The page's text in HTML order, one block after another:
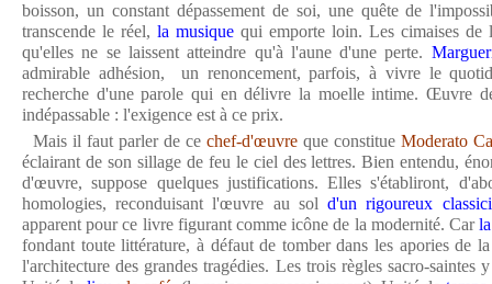
boisson, un constant dépassement de soi, une quête de
transcende le réel, la musique qui emporte loin. Les cimaises
qu'elles ne se laissent atteindre qu'à l'aune d'une perte.
admirable adhésion, un renoncement, parfois, à vivre le
recherche d'une parole qui en délivre la moelle intime. Œuvre
indépassable : l'exigence est à ce prix.
Mais il faut parler de ce chef-d'œuvre que constitue Moderato
éclairant de son sillage de feu le ciel des lettres. Bien entendu,
d'œuvre, suppose quelques justifications. Elles s'établiront,
homologies, reconduisant l'œuvre au sold'un rigoureux
apparent pour ce livre figurant comme icône de la modernité. Car
fondant toute littérature, à défaut de tomber dans les apories de
l'architecture des grandes tragédies. Les trois règles sacro-saintes